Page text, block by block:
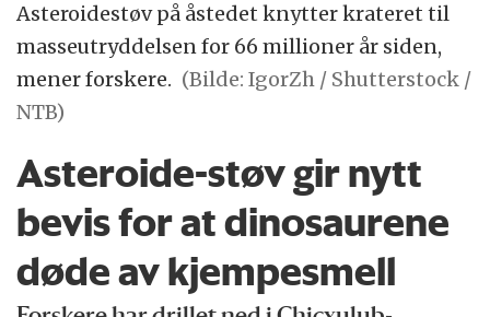
Asteroidestøv på åstedet knytter krateret til
masseutryddelsen for 66 millioner år siden,
mener forskere. (Bilde: IgorZh / Shutterstock /
NTB)
Asteroide-støv gir nytt
bevis for at dinosaurene
døde av kjempesmell